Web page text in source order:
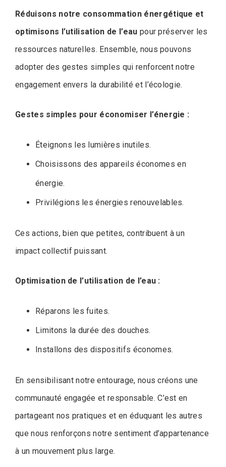
Réduisons notre consommation énergétique et
optimisons l’utilisation de l’eau pour préserver les
ressources naturelles. Ensemble, nous pouvons
adopter des gestes simples qui renforcent notre
engagement envers la durabilité et l’écologie.
Gestes simples pour économiser l’énergie :
Éteignons les lumières inutiles.
Choisissons des appareils économes en
énergie.
Privilégions les énergies renouvelables.
Ces actions, bien que petites, contribuent à un
impact collectif puissant.
Optimisation de l’utilisation de l’eau :
Réparons les fuites.
Limitons la durée des douches.
Installons des dispositifs économes.
En sensibilisant notre entourage, nous créons une
communauté engagée et responsable. C’est en
partageant nos pratiques et en éduquant les autres
que nous renforçons notre sentiment d’appartenance
à un mouvement plus large.